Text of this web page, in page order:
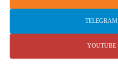
TELEGRAM
YOUTUBE